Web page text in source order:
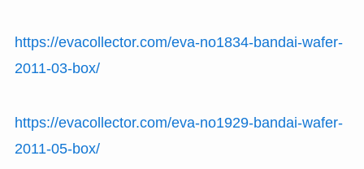
https://evacollector.com/eva-no1834-bandai-wafer-
2011-03-box/
https://evacollector.com/eva-no1929-bandai-wafer-
2011-05-box/